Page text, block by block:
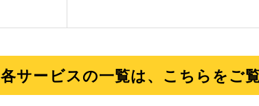
各サービスの一覧は、こちらをご